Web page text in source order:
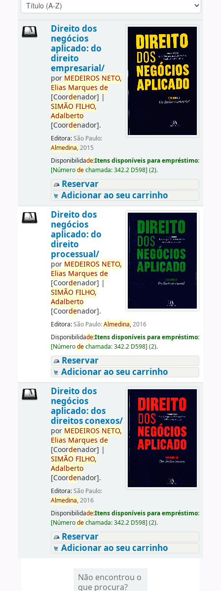
Direito dos
negócios
aplicado: do
direito
empresarial/
por MEDEIROS NETO,
Elias Marques de
[Coordenador] |
SIMÃO FILHO,
Adalberto
[Coordenador].
Editora:São Paulo:
Almedina,2015
Disponibilidade:Itens disponíveis para empréstimo:
[Númerodechamada:342.2 D598] (2).
Reservar
Adicionar ao seu carrinho
Direito dos
negócios
aplicado: do
direito
processual/
por MEDEIROS NETO,
Elias Marques de
[Coordenador] |
SIMÃO FILHO,
Adalberto
[Coordenador].
Editora:São Paulo:Almedina,2016
Disponibilidade:Itens disponíveis para empréstimo:
[Númerodechamada:342.2 D598] (2).
Reservar
Adicionar ao seu carrinho
Direito dos
negócios
aplicado: dos
direitos conexos/
por MEDEIROS NETO,
Elias Marques de
[Coordenador] |
SIMÃO FILHO,
Adalberto
[Coordenador].
Editora:São Paulo:
Almedina,2016
Disponibilidade:Itens disponíveis para empréstimo:
[Númerodechamada:342.2 D598] (2).
Reservar
Adicionar ao seu carrinho
Não encontrou o
que procura?